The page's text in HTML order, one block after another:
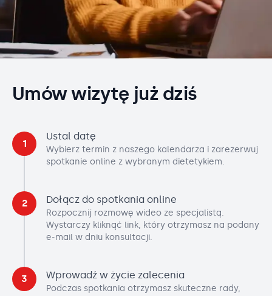
Umów wizytę już dziś
1
Ustal datę
Wybierz termin z naszego kalendarza i zarezerwuj
spotkanie online z wybranym dietetykiem.
2 Dołącz do spotkania online
Rozpocznij rozmowę wideo ze specjalistą.
Wystarczy kliknąć link, który otrzymasz na podany
e-mail w dniu konsultacji.
3 Wprowadź w życie zalecenia
Podczas spotkania otrzymasz skuteczne rady,